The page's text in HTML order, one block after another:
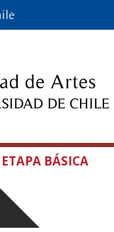
ETAPA BÁSICA